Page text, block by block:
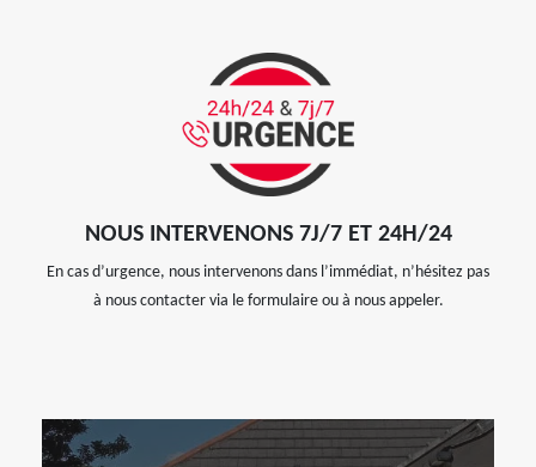
NOUS INTERVENONS 7J/7 ET 24H/24
En cas d’urgence, nous intervenons dans l’immédiat, n’hésitez pas
à nous contacter via le formulaire ou à nous appeler.